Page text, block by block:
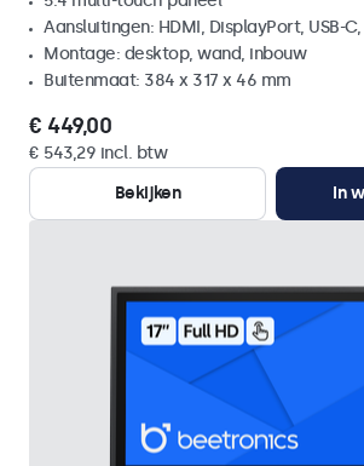
Aansluitingen: HDMI, DisplayPort, USB-C,
Montage: desktop, wand, inbouw
Buitenmaat: 384 x 317 x 46 mm
€ 449,00
€ 543,29 incl. btw
Bekijken
In